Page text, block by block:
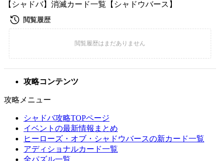
【シャドバ】消滅カード一覧【シャドウバース】
攻略コンテンツ
攻略メニュー
シャドバ攻略TOPページ
イベントの最新情報まとめ
ヒーローズ・オブ・シャドウバースの新カード一覧
アディショナルカード一覧
全パズル一覧